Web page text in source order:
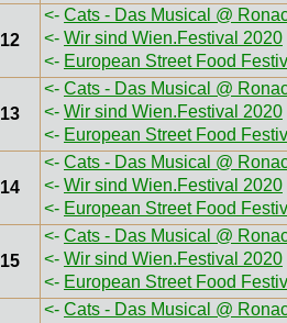
12
<- Cats - Das Musical @
<- Wir sind Wien.Festival 2020
<- European Street Food
13
<- Cats - Das Musical @
<- Wir sind Wien.Festival 2020
<- European Street Food
14
<- Cats - Das Musical @
<- Wir sind Wien.Festival 2020
<- European Street Food
15
<- Cats - Das Musical @
<- Wir sind Wien.Festival 2020
<- European Street Food
<- Cats - Das Musical @